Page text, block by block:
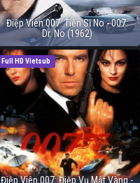
Điệp Viên 007: Tiến Sĩ No - 007:
Dr. No (1962)
Full HD Vietsub
Điệp Viên 007: Điệp Vụ Mắt Vàng -